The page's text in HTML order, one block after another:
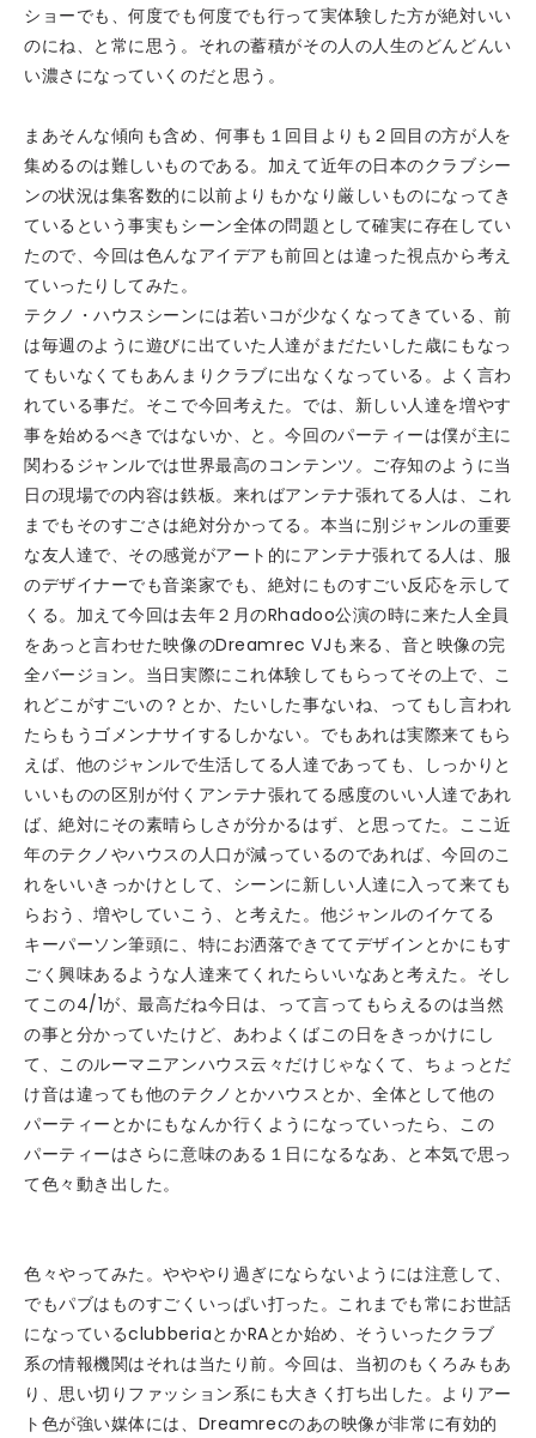
ショーでも、何度でも何度でも行って実体験した方が絶対いい
のにね、と常に思う。それの蓄積がその人の人生のどんどんい
い濃さになっていくのだと思う。
まあそんな傾向も含め、何事も１回目よりも２回目の方が人を
集めるのは難しいものである。加えて近年の日本のクラブシー
ンの状況は集客数的に以前よりもかなり厳しいものになってき
ているという事実もシーン全体の問題として確実に存在してい
たので、今回は色んなアイデアも前回とは違った視点から考え
ていったりしてみた。
テクノ・ハウスシーンには若いコが少なくなってきている、前
は毎週のように遊びに出ていた人達がまだたいした歳にもなっ
てもいなくてもあんまりクラブに出なくなっている。よく言わ
れている事だ。そこで今回考えた。では、新しい人達を増やす
事を始めるべきではないか、と。今回のパーティーは僕が主に
関わるジャンルでは世界最高のコンテンツ。ご存知のように当
日の現場での内容は鉄板。来ればアンテナ張れてる人は、これ
までもそのすごさは絶対分かってる。本当に別ジャンルの重要
な友人達で、その感覚がアート的にアンテナ張れてる人は、服
のデザイナーでも音楽家でも、絶対にものすごい反応を示して
くる。加えて今回は去年２月のRhadoo公演の時に来た人全員
をあっと言わせた映像のDreamrec VJも来る、音と映像の完
全バージョン。当日実際にこれ体験してもらってその上で、こ
れどこがすごいの？とか、たいした事ないね、ってもし言われ
たらもうゴメンナサイするしかない。でもあれは実際来てもら
えば、他のジャンルで生活してる人達であっても、しっかりと
いいものの区別が付くアンテナ張れてる感度のいい人達であれ
ば、絶対にその素晴らしさが分かるはず、と思ってた。ここ近
年のテクノやハウスの人口が減っているのであれば、今回のこ
れをいいきっかけとして、シーンに新しい人達に入って来ても
らおう、増やしていこう、と考えた。他ジャンルのイケてる
キーパーソン筆頭に、特にお洒落できててデザインとかにもす
ごく興味あるような人達来てくれたらいいなあと考えた。そし
てこの4/1が、最高だね今日は、って言ってもらえるのは当然
の事と分かっていたけど、あわよくばこの日をきっかけにし
て、このルーマニアンハウス云々だけじゃなくて、ちょっとだ
け音は違っても他のテクノとかハウスとか、全体として他の
パーティーとかにもなんか行くようになっていったら、この
パーティーはさらに意味のある１日になるなあ、と本気で思っ
て色々動き出した。
色々やってみた。やややり過ぎにならないようには注意して、
でもパブはものすごくいっぱい打った。これまでも常にお世話
になっているclubberiaとかRAとか始め、そういったクラブ
系の情報機関はそれは当たり前。今回は、当初のもくろみもあ
り、思い切りファッション系にも大きく打ち出した。よりアー
ト色が強い媒体には、Dreamrecのあの映像が非常に有効的